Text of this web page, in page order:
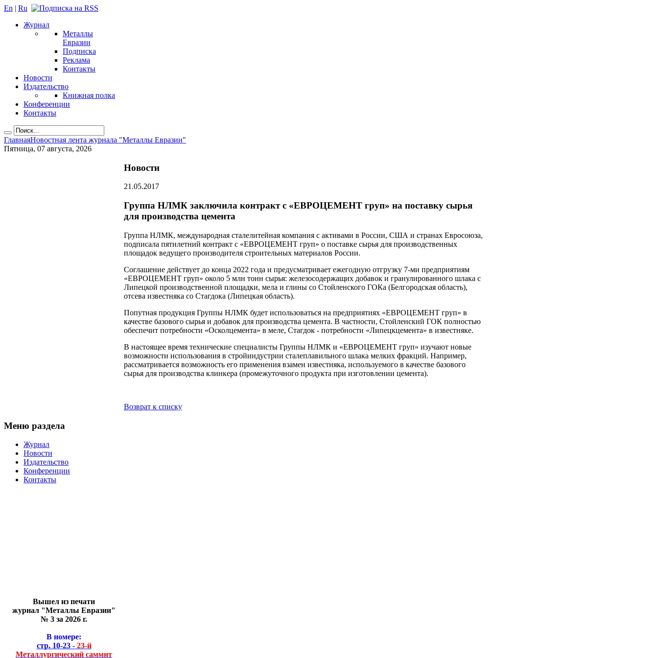
En | Ru
Журнал
Металлы
Евразии
Подписка
Реклама
Контакты
Новости
Издательство
Книжная полка
Конференции
Контакты
ГлавнаяНовостная лента журнала "Металлы Евразии"
Пятница, 07 августа, 2026
Новости
21.05.2017
Группа НЛМК заключила контракт с «ЕВРОЦЕМЕНТ груп» на поставку сырья
для производства цемента
Группа НЛМК, международная сталелитейная компания с активами в России, США и странах Евросоюза,
подписала пятилетний контракт с «ЕВРОЦЕМЕНТ груп» о поставке сырья для производственных
площадок ведущего производителя строительных материалов России.
Соглашение действует до конца 2022 года и предусматривает ежегодную отгрузку 7-ми предприятиям
«ЕВРОЦЕМЕНТ груп» около 5 млн тонн сырья: железосодержащих добавок и гранулированного шлака с
Липецкой производственной площадки, мела и глины со Стойленского ГОКа (Белгородская область),
отсева известняка со Стагдока (Липецкая область).
Попутная продукция Группы НЛМК будет использоваться на предприятиях «ЕВРОЦЕМЕНТ груп» в
качестве базового сырья и добавок для производства цемента. В частности, Стойленский ГОК полностью
обеспечит потребности «Осколцемента» в меле, Стагдок - потребности «Липецкцемента» в известняке.
В настоящее время технические специалисты Группы НЛМК и «ЕВРОЦЕМЕНТ груп» изучают новые
возможности использования в стройиндустрии сталеплавильного шлака мелких фракций. Например,
рассматривается возможность его применения взамен известняка, используемого в качестве базового
сырья для производства клинкера (промежуточного продукта при изготовлении цемента).
Возврат к списку
Меню раздела
Журнал
Новости
Издательство
Конференции
Контакты
Вышел из печати
журнал "Металлы Евразии"
№ 3 за 2026 г.
В номере:
стр. 10-23 -23-й
Металлургический саммит